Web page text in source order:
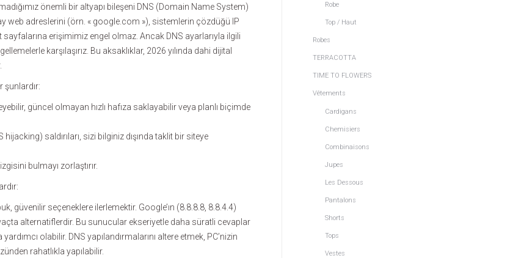
önemli bir altyapı bileşeni DNS (Domain Name System)
web adreslerini (örn. « google.com »), sistemlerin çözdüğü IP
erişimimiz engel olmaz. Ancak DNS ayarlarıyla ilgili
karşılaşırız. Bu aksaklıklar, 2026 yılında dahi dijital
şunlardır:
güncel olmayan hızlı hafıza saklayabilir veya planlı biçimde
saldırıları, sizi bilginiz dışında taklit bir siteye
bulmayı zorlaştırır.
güvenilir seçeneklere ilerlemektir. Google’ın (8.8.8.8, 8.8.4.4)
alternatiflerdir. Bu sunucular ekseriyetle daha süratli cevaplar
olabilir. DNS yapılandırmalarını altere etmek, PC’nizin
rahatlıkla yapılabilir.
Robe
Top / Haut
Robes
TERRACOTTA
TIME TO FLOWERS
Vêtements
Cardigans
Chemisiers
Combinaisons
Jupes
Les Dessous
Pantalons
Shorts
Tops
Vestes